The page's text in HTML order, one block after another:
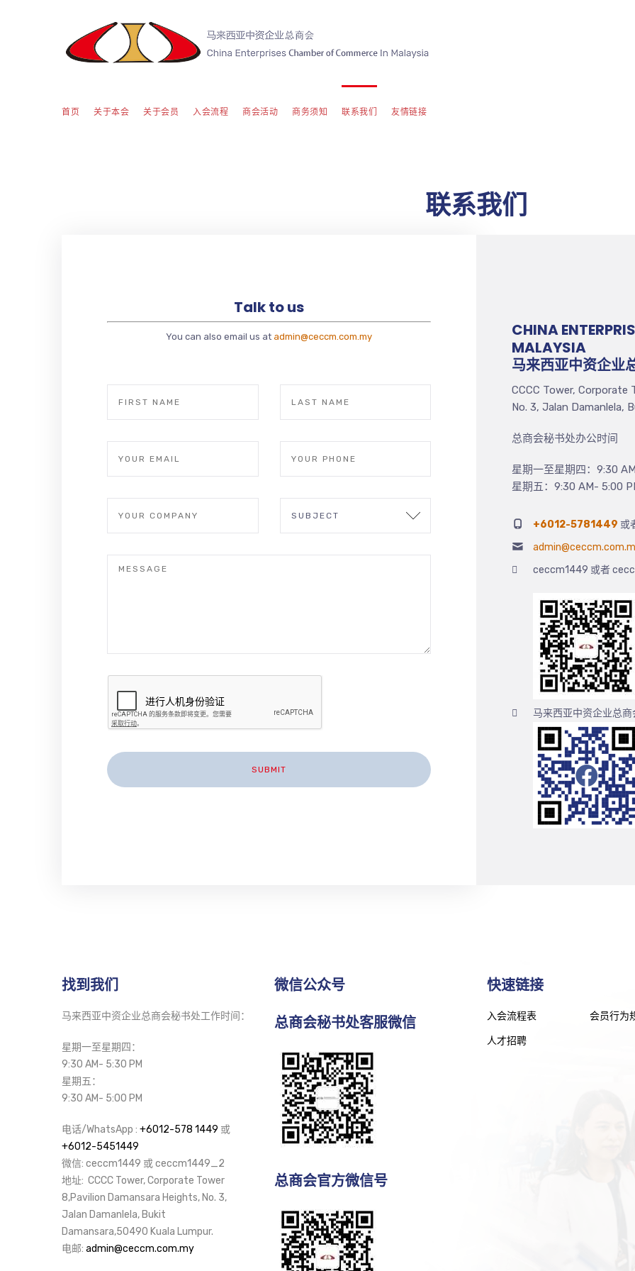
首页 关于本会 关于会员 入会流程 商会活动 商务须知 联系我们 友情链接
联系我们
Talk to us
You can also email us at admin@ceccm.com.my
CHINA
MALAYSIA
马来西亚中资企业
CCCC Tower, Corporate
No. 3, Jalan Damanlela,
总商会秘书处办公时间
星期一至星期四：9:30
星期五：9:30 AM- 5:00
+6012-5781449 或
ceccm1449 或者
马来西亚中资企业总
找到我们
马来西亚中资企业总商会秘书处工作时间：
星期一至星期四：
9:30 AM- 5:30 PM
星期五：
9:30 AM- 5:00 PM
电话/WhatsApp : +6012-578 1449 或
+6012-5451449
微信: ceccm1449 或 ceccm1449_2
地址: CCCC Tower, Corporate Tower
8,Pavilion Damansara Heights, No. 3,
Jalan Damanlela, Bukit
Damansara,50490 Kuala Lumpur.
电邮: admin@ceccm.com.my
微信公众号
总商会秘书处客服微信
总商会官方微信号
快速链接
入会流程表 会员行为
人才招聘